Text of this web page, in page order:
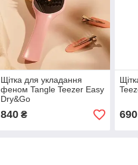
Щітка для укладання
феном Tangle Teezer Easy
Dry&Go
840₴ 690